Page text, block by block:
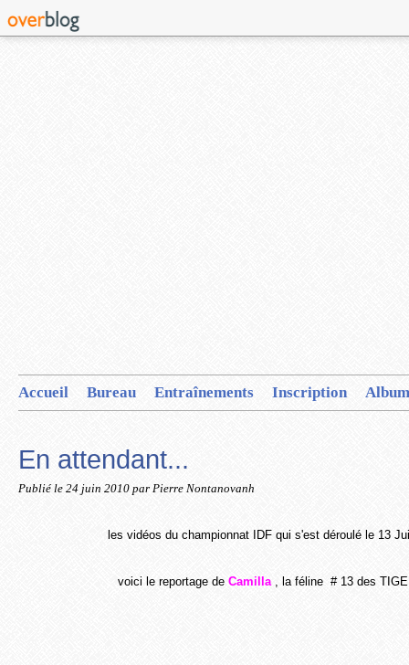
Accueil Bureau Entraînements Inscription
En attendant...
Publié le 24 juin 2010 par Pierre Nontanovanh
les vidéos du championnat IDF qui s'est déroulé le 13
voici le reportage de Camilla, la féline # 13 des